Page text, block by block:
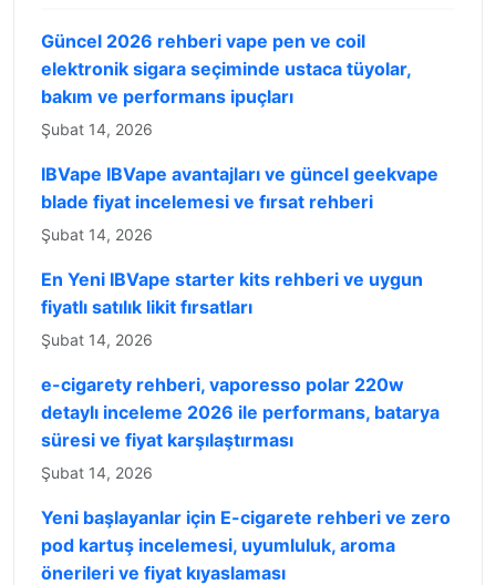
Güncel 2026 rehberi vape pen ve coil
elektronik sigara seçiminde ustaca tüyolar,
bakım ve performans ipuçları
Şubat 14, 2026
IBVape IBVape avantajları ve güncel geekvape
blade fiyat incelemesi ve fırsat rehberi
Şubat 14, 2026
En Yeni IBVape starter kits rehberi ve uygun
fiyatlı satılık likit fırsatları
Şubat 14, 2026
e-cigarety rehberi, vaporesso polar 220w
detaylı inceleme 2026 ile performans, batarya
süresi ve fiyat karşılaştırması
Şubat 14, 2026
Yeni başlayanlar için E-cigarete rehberi ve zero
pod kartuş incelemesi, uyumluluk, aroma
önerileri ve fiyat kıyaslaması